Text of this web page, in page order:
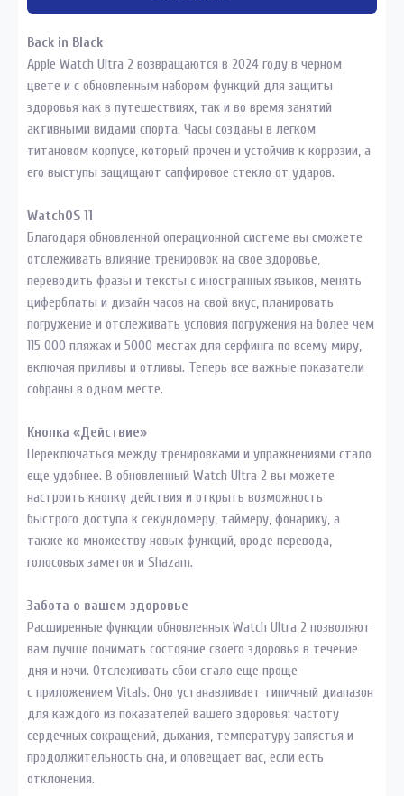
Back in Black
Apple Watch Ultra 2 возвращаются в 2024 году в черном
цвете и с обновленным набором функций для защиты
здоровья как в путешествиях, так и во время занятий
активными видами спорта. Часы созданы в легком
титановом корпусе, который прочен и устойчив к коррозии, а
его выступы защищают сапфировое стекло от ударов.
WatchOS 11
Благодаря обновленной операционной системе вы сможете
отслеживать влияние тренировок на свое здоровье,
переводить фразы и тексты с иностранных языков, менять
циферблаты и дизайн часов на свой вкус, планировать
погружение и отслеживать условия погружения на более чем
115 000 пляжах и 5000 местах для серфинга по всему миру,
включая приливы и отливы. Теперь все важные показатели
собраны в одном месте.
Кнопка «Действие»
Переключаться между тренировками и упражнениями стало
еще удобнее. В обновленный Watch Ultra 2 вы можете
настроить кнопку действия и открыть возможность
быстрого доступа к секундомеру, таймеру, фонарику, а
также ко множеству новых функций, вроде перевода,
голосовых заметок и Shazam.
Забота о вашем здоровье
Расширенные функции обновленных Watch Ultra 2 позволяют
вам лучше понимать состояние своего здоровья в течение
дня и ночи. Отслеживать сбои стало еще проще
с приложением Vitals. Оно устанавливает типичный диапазон
для каждого из показателей вашего здоровья: частоту
сердечных сокращений, дыхания, температуру запястья и
продолжительность сна, и оповещает вас, если есть
отклонения.